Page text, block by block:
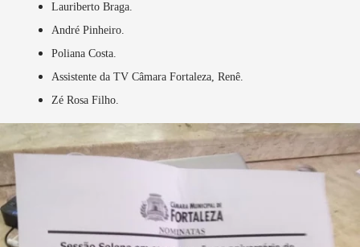
Lauriberto Braga.
André Pinheiro.
Poliana Costa.
Assistente da TV Câmara Fortaleza, Renê.
Zé Rosa Filho.